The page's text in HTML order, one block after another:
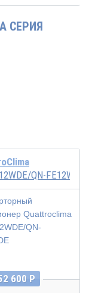
СЕРИЯ
QN-FE12WDE
600 Р